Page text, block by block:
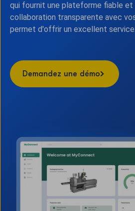
qui fournit une plateforme fiable et
collaboration transparente avec
permet d'offrir un excellent service.
Demandez une démo